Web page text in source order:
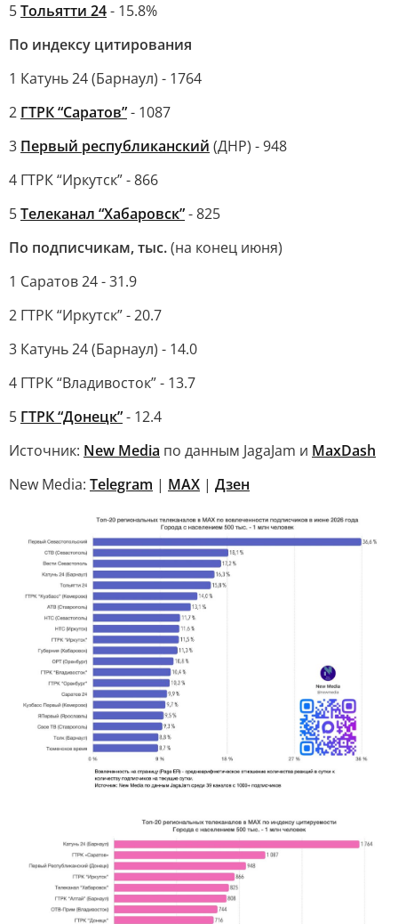
5Тольятти 24- 15.8%
По индексу цитирования
1 Катунь 24 (Барнаул) - 1764
2 ГТРК “Саратов”- 1087
3 Первый республиканский (ДНР) - 948
4 ГТРК “Иркутск” - 866
5Телеканал “Хабаровск”- 825
По подписчикам, тыс.(на конец июня)
1 Саратов 24 - 31.9
2 ГТРК “Иркутск” - 20.7
3 Катунь 24 (Барнаул) - 14.0
4 ГТРК “Владивосток” - 13.7
5 ГТРК “Донецк”- 12.4
Источник: New Media по данным JagaJam и MaxDash
New Media: Telegram | MAX | Дзен